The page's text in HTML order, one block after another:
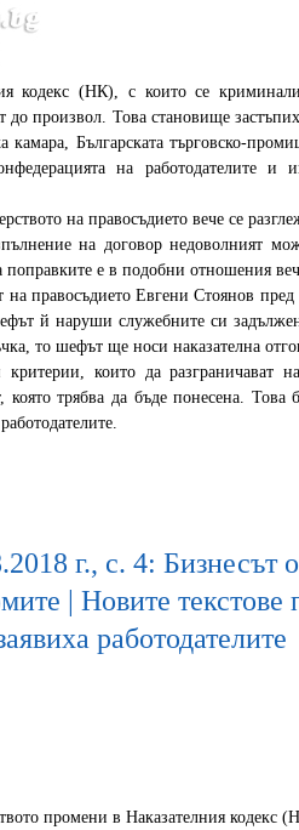
кодекс (НК), с които се
до произвол. Това становище
камара, Българската търговско-
на работодателите и
на правосъдието вече се
на договор недоволният
поправките е в подобни отношения
правосъдието Евгени Стоянов
й наруши служебните си
то шефът ще носи наказателна
критерии, които да разграничават
която трябва да бъде понесена.
г., с. 4: Бизнесът
| Новите текстове
работодателите
промени в Наказателния кодекс